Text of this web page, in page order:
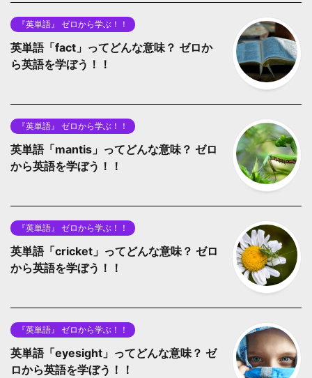
『英単語』 ゼロから学ぶ！！
英単語「fact」ってどんな意味？ ゼロか
ら英語を学ぼう！！
『英単語』 ゼロから学ぶ！！
英単語「mantis」ってどんな意味？ ゼロ
から英語を学ぼう！！
『英単語』 ゼロから学ぶ！！
英単語「cricket」ってどんな意味？ ゼロ
から英語を学ぼう！！
『英単語』 ゼロから学ぶ！！
英単語「eyesight」ってどんな意味？ ゼ
ロから英語を学ぼう！！